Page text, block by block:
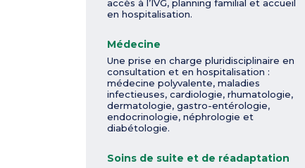
accès à l’IVG, planning familial et accueil
en hospitalisation.
Médecine
Une prise en charge pluridisciplinaire en
consultation et en hospitalisation :
médecine polyvalente, maladies
infectieuses, cardiologie, rhumatologie,
dermatologie, gastro-entérologie,
endocrinologie, néphrologie et
diabétologie.
Soins de suite et de réadaptation